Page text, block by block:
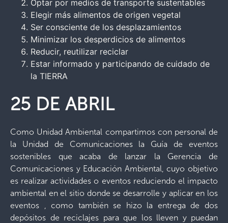
Optar por medios de transporte sustentables
Elegir más alimentos de origen vegetal
Ser consciente de los desplazamientos
Minimizar los desperdicios de alimentos
Reducir, reutilizar reciclar
Estar informado y participando de cuidado de
la TIERRA
25 DE ABRIL
Como Unidad Ambiental compartimos con personal de
la Unidad de Comunicaciones la Guía de eventos
sostenibles que acaba de lanzar la Gerencia de
Comunicaciones y Educación Ambiental, cuyo objetivo
es realizar actividades o eventos reduciendo el impacto
ambiental en el sitio donde se desarrolle y aplicar en los
eventos , como también se hizo la entrega de dos
depósitos de reciclajes para que los lleven y puedan